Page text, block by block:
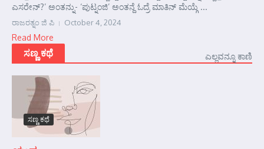
ಎಸರೇನ್?’ ಅಂತನ್ನು- ‘ಪುಟ್ನಂಜಿ’ ಅಂತನ್ದೆ ಓದ್ರೆ ಮಾತಿನ್ ಮೆಯ್ಗೆ ...
ರಾಜರತ್ನಂ ಜಿ ಪಿ October 4, 2024
Read More
ಸಣ್ಣ ಕಥೆ ಎಲ್ಲವನ್ನೂ ಕಾಣಿ
ಸಣ್ಣ ಕಥೆ